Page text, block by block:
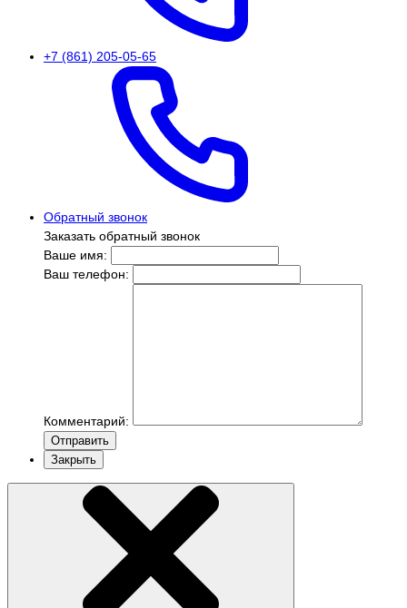
+7 (861) 205-05-65
Обратный звонок
Заказать обратный звонок
Ваше имя:
Ваш телефон:
Комментарий:
Отправить
Закрыть